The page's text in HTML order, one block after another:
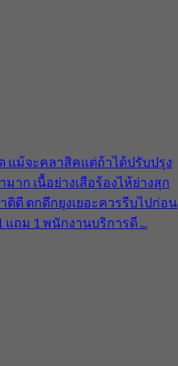
แม้จะคลาสิคแต่ถ้าได้ปรับปรุง
าก เนื้อย่างเสือร้องไห้ย่างสุก
ติดี ตกดึกยุงเยอะควรรีบไปก่อน
ถม 1 พนักงานบริการดี ...